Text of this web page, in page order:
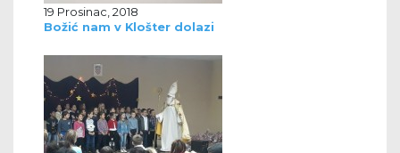
19 Prosinac, 2018
Božić nam v Klošter dolazi